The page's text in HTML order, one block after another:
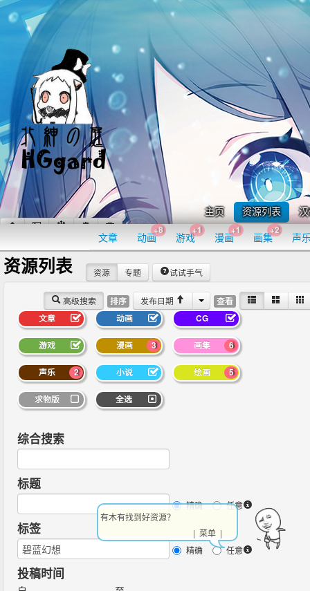
主页 资源列表
文章 动画
+8
游戏
+1
漫画
+1
画集
+2
声
资源列表
高级搜索 排序 发布日期 查看
资源 专题 试试手气
文章 动画 CG
游戏 3
漫画 6
画集
2
声乐 小说 5
绘画
求物版 全选
综合搜索
标题
精确 任意
标签
精确 任意
投稿时间
有木有找到好资源？
| 菜单 |